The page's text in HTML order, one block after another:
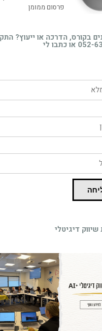
פרסום ממומן
בקורס, הדרכה או ייעוץ?
או כתבו לי
דיגיטלי